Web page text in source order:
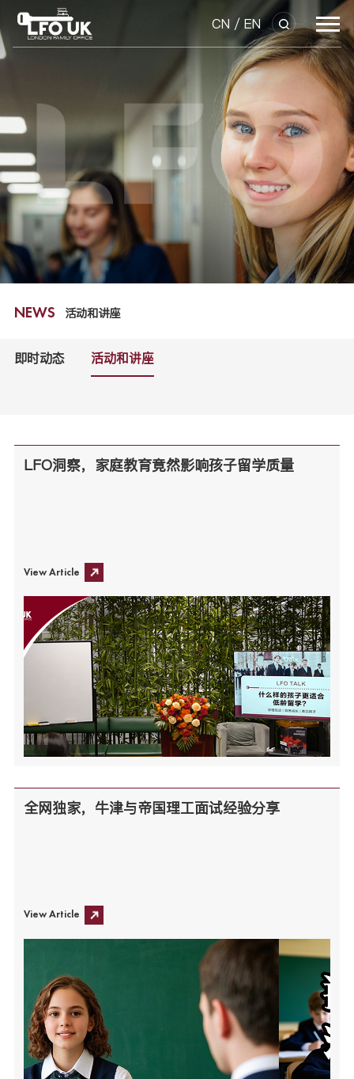
CN / EN
NEWS 活动和讲座
即时动态 活动和讲座
LFO洞察，家庭教育竟然影响孩子留学质量
View Article
全网独家，牛津与帝国理工面试经验分享
View Article